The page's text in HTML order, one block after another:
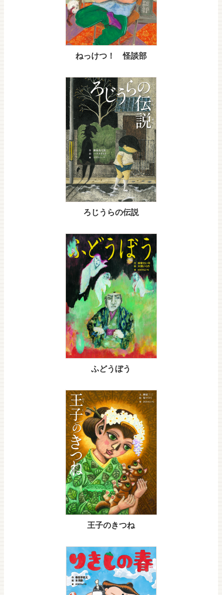
ねっけつ！ 怪談部
ろじうらの伝説
ふどうぼう
王子のきつね